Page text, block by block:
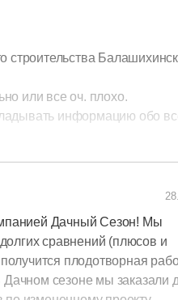
еще 30 лет нет, хотя все
в работе с этой
а так же Андрею и его
желающим могу
строительства
или все оч. плохо.
информацию обо
сваи,
Дачный Сезон! Мы
сравнений (плюсов и
плодотворная
сезоне мы заказали